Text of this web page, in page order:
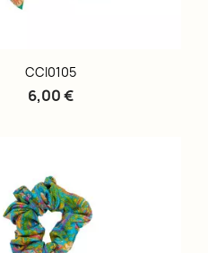
CCI0105
6,00 €